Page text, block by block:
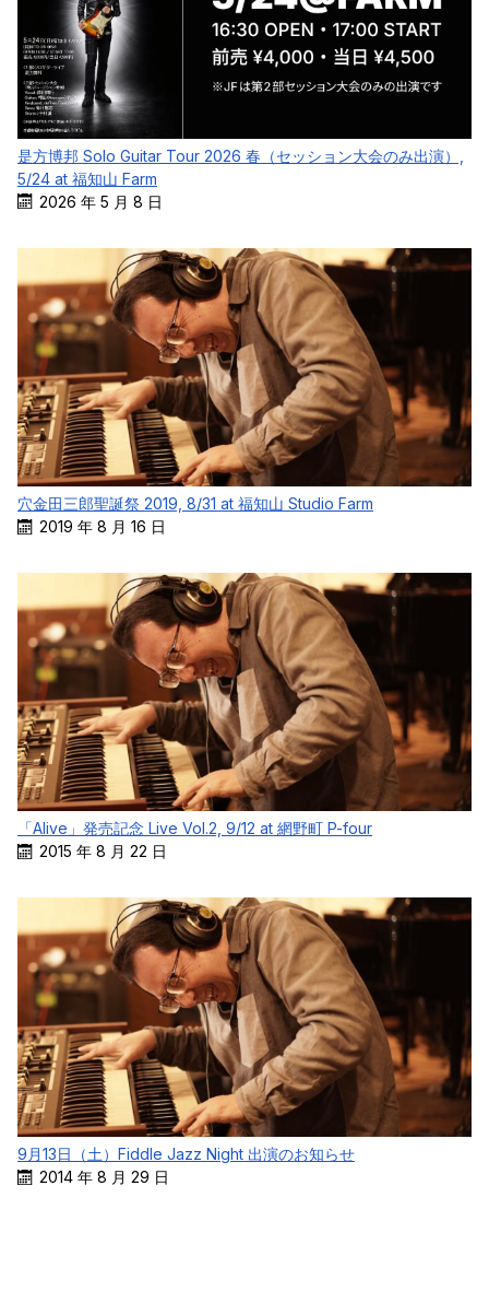
是方博邦 Solo Guitar Tour 2026 春（セッション大会のみ出演）,
5/24 at 福知山 Farm
2026 年 5 月 8 日
穴金田三郎聖誕祭 2019, 8/31 at 福知山 Studio Farm
2019 年 8 月 16 日
「Alive」発売記念 Live Vol.2, 9/12 at 網野町 P-four
2015 年 8 月 22 日
9月13日（土）Fiddle Jazz Night 出演のお知らせ
2014 年 8 月 29 日